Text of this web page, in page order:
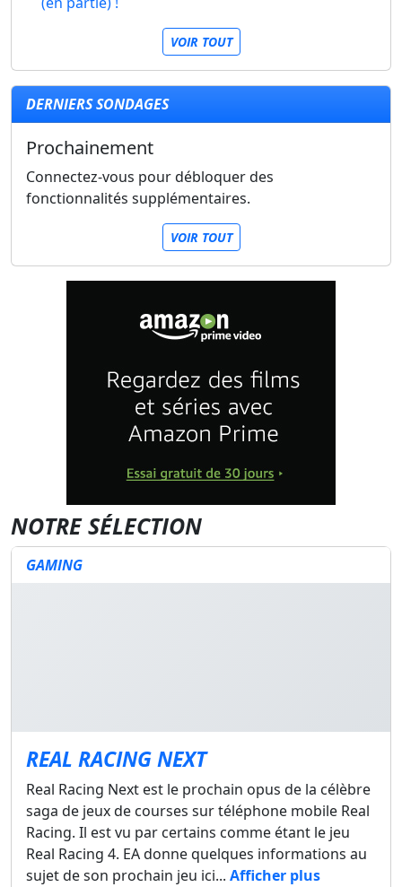
VOIR TOUT
DERNIERS SONDAGES
Prochainement
Connectez-vous pour débloquer des
fonctionnalités supplémentaires.
VOIR TOUT
NOTRE SÉLECTION
GAMING
REAL RACING NEXT
Real Racing Next est le prochain opus de la célèbre
saga de jeux de courses sur téléphone mobile Real
Racing. Il est vu par certains comme étant le jeu
Real Racing 4. EA donne quelques informations au
sujet de son prochain jeu ici... Afficher plus